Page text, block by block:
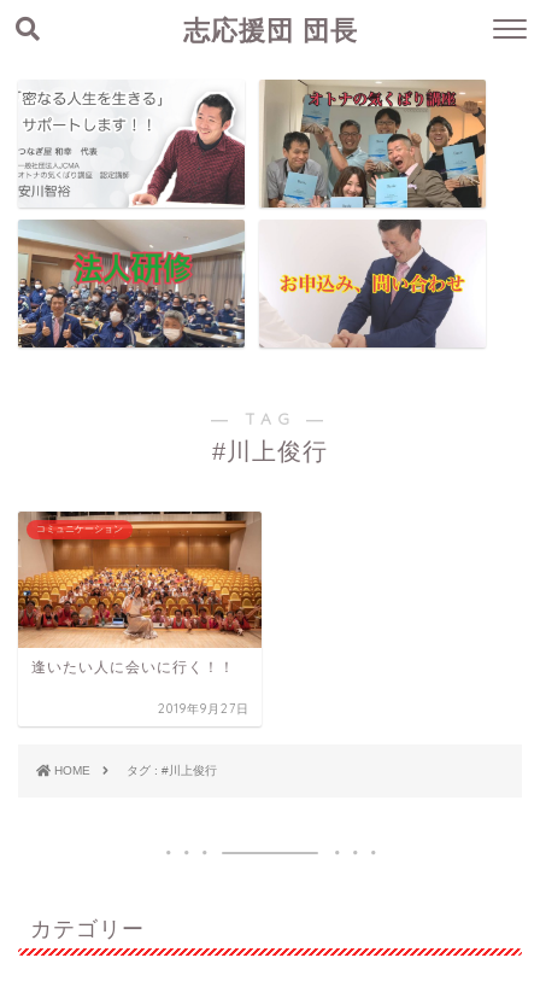
志応援団 団長
― TAG ―
#川上俊行
コミュニケーション
逢いたい人に会いに行く！！
2019年9月27日
HOME タグ : #川上俊行
カテゴリー